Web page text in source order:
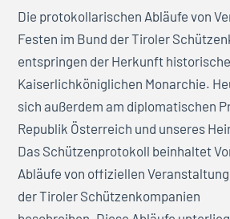
Die protokollarischen Abläufe von
Festen im Bund der Tiroler
entspringen der Herkunft
Kaiserlichköniglichen Monarchie.
sich außerdem am diplomatischen
Republik Österreich und unseres
Das Schützenprotokoll beinhaltet
Abläufe von offiziellen
der Tiroler Schützenkompanien